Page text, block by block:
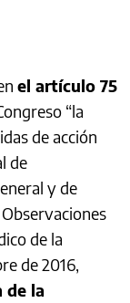
el artículo 75
“la
de acción
de
y de
de la
de 2016,
de la